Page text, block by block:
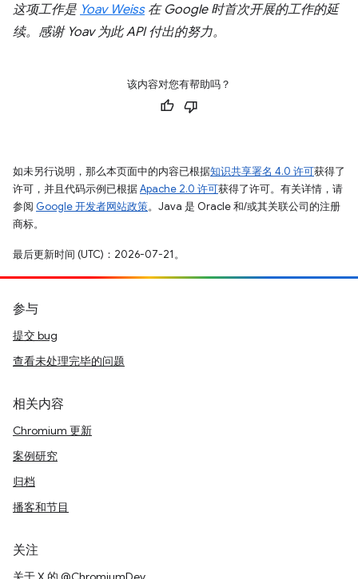
这项工作是 Yoav Weiss在 Google 时首次开展的工作的延
续。感谢 Yoav 为此 API 付出的努力。
该内容对您有帮助吗？
如未另行说明，那么本页面中的内容已根据知识共享署名 4.0 许可获得了
许可，并且代码示例已根据Apache 2.0 许可获得了许可。有关详情，请
参阅 Google 开发者网站政策。Java 是 Oracle 和/或其关联公司的注册
商标。
最后更新时间 (UTC)：2026-07-21。
参与
提交 bug
查看未处理完毕的问题
相关内容
Chromium 更新
案例研究
归档
播客和节目
关注